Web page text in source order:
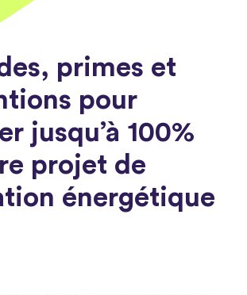
primes et
pour
jusqu’à 100%
projet de
énergétique